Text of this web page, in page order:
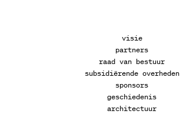
visie
partners
raad van bestuur
subsidiërende overheden
sponsors
geschiedenis
architectuur